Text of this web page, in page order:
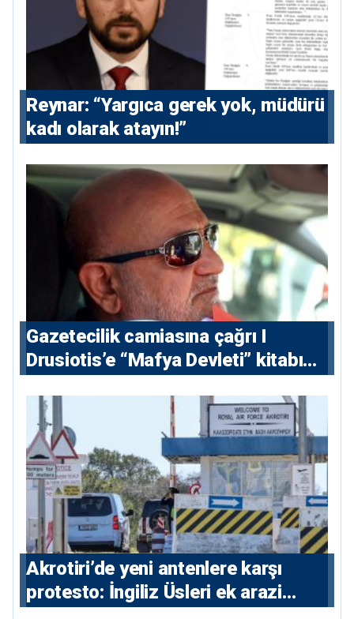
Reynar: “Yargıca gerek yok, müdürü
kadı olarak atayın!”
Gazetecilik camiasına çağrı I
⁠Drusiotis’e “Mafya Devleti” kitabı
⁠Akrotiri’de yeni antenlere karşı
protesto: İngiliz Üsleri ek arazi